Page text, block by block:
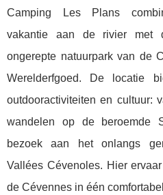
Camping Les Plans
vakantie aan de rivier met
ongerepte natuurpark van de
Werelderfgoed. De locatie
outdooractiviteiten en cultuur:
wandelen op de beroemde
bezoek aan het onlangs
Vallées Cévenoles. Hier
de Cévennes in één